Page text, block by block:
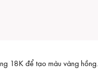
18K để tạo màu vàng hồng.